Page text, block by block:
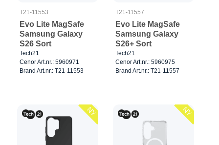
T21-11553
Evo Lite MagSafe
Samsung Galaxy
S26 Sort
Tech21
Cenor Art.nr.: 5960971
Brand Art.nr.: T21-11553
T21-11557
Evo Lite MagSafe
Samsung Galaxy
S26+ Sort
Tech21
Cenor Art.nr.: 5960975
Brand Art.nr.: T21-11557
NY NY